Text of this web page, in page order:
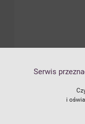
Serwis
i